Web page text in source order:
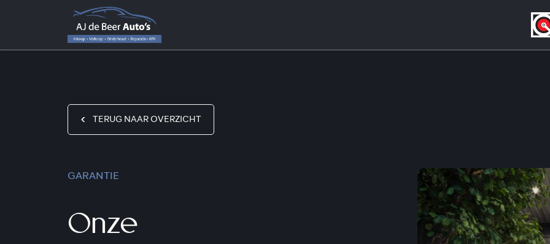
TERUG NAAR OVERZICHT
GARANTIE
Onze